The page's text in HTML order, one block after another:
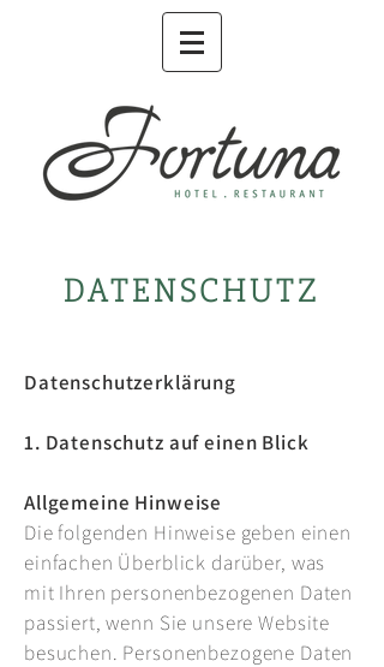
DATENSCHUTZ
Datenschutzerklärung
1. Datenschutz auf einen Blick
Allgemeine Hinweise
Die folgenden Hinweise geben einen
einfachen Überblick darüber, was
mit Ihren personenbezogenen Daten
passiert, wenn Sie unsere Website
besuchen. Personenbezogene Daten